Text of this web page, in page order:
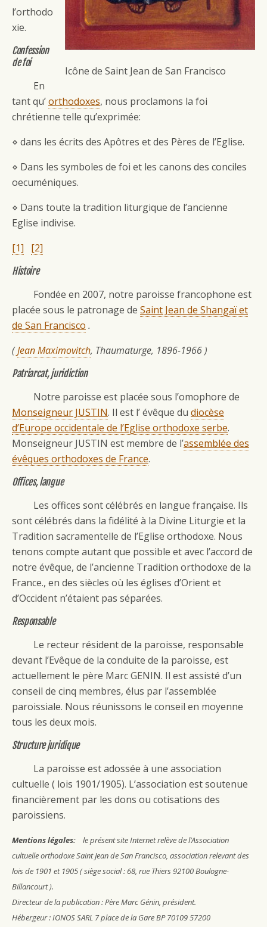
Icône de Saint Jean de San Francisco
l’orthodo
xie.
Confession
de foi
En
tant qu’orthodoxes, nous proclamons la foi
chrétienne telle qu’exprimée:
⋄ dans les écrits des Apôtres et des Pères de l’Eglise.
⋄ Dans les symboles de foi et les canons des conciles
oecuméniques.
⋄ Dans toute la tradition liturgique de l’ancienne
Eglise indivise.
[1]
[2]
Histoire
Fondée en 2007, notre paroisse francophone est
placée sous le patronage de Saint Jean de Shangaï et
de San Francisco .
(Jean Maximovitch, Thaumaturge, 1896-1966 )
Patriarcat, juridiction
Notre paroisse est placée sous l’omophore de
Monseigneur JUSTIN. Il est l’ évêque du diocèse
d’Europe occidentale de l’Eglise orthodoxe serbe.
Monseigneur JUSTIN est membre de l’assemblée des
évêques orthodoxes de France.
Offices, langue
Les offices sont célébrés en langue française. Ils
sont célébrés dans la fidélité à la Divine Liturgie et la
Tradition sacramentelle de l’Eglise orthodoxe. Nous
tenons compte autant que possible et avec l’accord de
notre évêque, de l’ancienne Tradition orthodoxe de la
France., en des siècles où les églises d’Orient et
d’Occident n’étaient pas séparées.
Responsable
Le recteur résident de la paroisse, responsable
devant l’Evêque de la conduite de la paroisse, est
actuellement le père Marc GENIN. Il est assisté d’un
conseil de cinq membres, élus par l’assemblée
paroissiale. Nous réunissons le conseil en moyenne
tous les deux mois.
Structure juridique
La paroisse est adossée à une association
cultuelle ( lois 1901/1905). L’association est soutenue
financièrement par les dons ou cotisations des
paroissiens.
Mentions légales:
le présent site Internet relève de l’Association
cultuelle orthodoxe Saint Jean de San Francisco, association relevant des
lois de 1901 et 1905 ( siège social : 68, rue Thiers 92100 Boulogne-
Billancourt ).
Directeur de la publication : Père Marc Génin, président.
Hébergeur : IONOS SARL 7 place de la Gare BP 70109 57200